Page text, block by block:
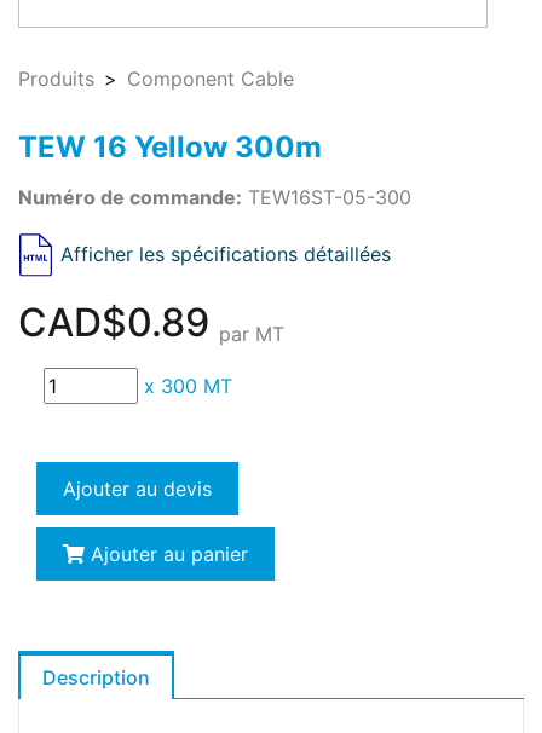
Produits Component Cable
TEW 16 Yellow 300m
Numéro de commande: TEW16ST-05-300
Afficher les spécifications détaillées
CAD$0.89 par MT
x 300 MT
Ajouter au devis
Ajouter au panier
Description